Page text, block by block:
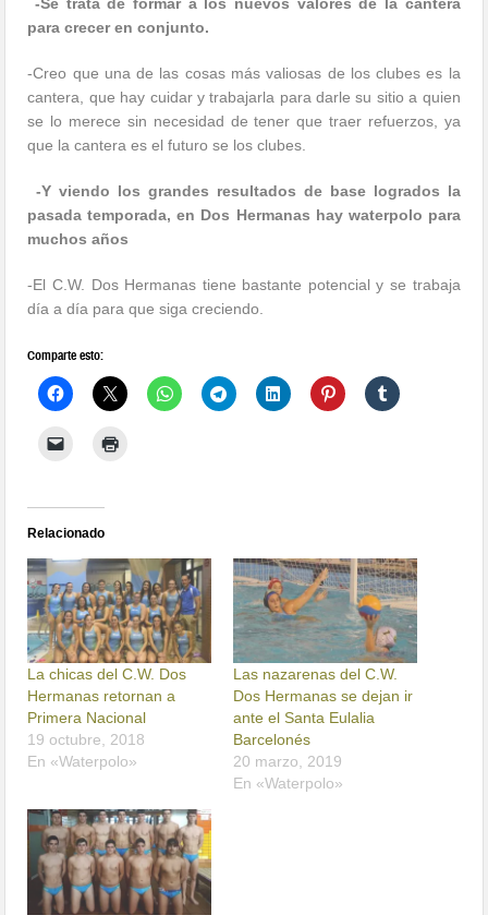
para crecer en conjunto.
-Creo que una de las cosas más valiosas de los clubes es la
cantera, que hay cuidar y trabajarla para darle su sitio a quien
se lo merece sin necesidad de tener que traer refuerzos, ya
que la cantera es el futuro se los clubes.
-Y viendo los grandes resultados de base logrados la
pasada temporada, en Dos Hermanas hay waterpolo para
muchos años
-El C.W. Dos Hermanas tiene bastante potencial y se trabaja
día a día para que siga creciendo.
Comparte esto:
Relacionado
La chicas del C.W. Dos
Hermanas retornan a
Primera Nacional
19 octubre, 2018
En «Waterpolo»
Las nazarenas del C.W.
Dos Hermanas se dejan ir
ante el Santa Eulalia
Barcelonés
20 marzo, 2019
En «Waterpolo»